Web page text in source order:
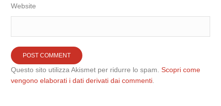
Website
Questo sito utilizza Akismet per ridurre lo spam.Scopri come
vengono elaborati i dati derivati dai commenti